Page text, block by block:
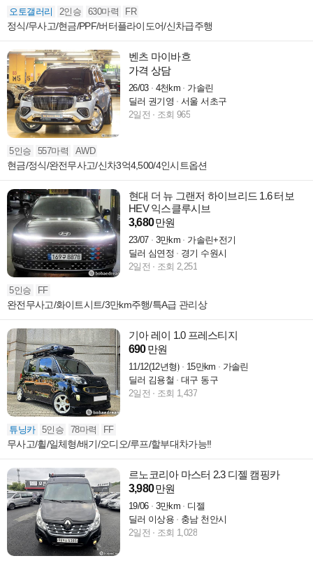
오토갤러리 2인승 630마력 FR
정식/무사고/현금/PPF/버터플라이도어/신차급주행
벤츠 마이바흐
가격 상담
26/03 4천km
가솔린
딜러 권기영
서울 서초구
2일전
조회 965
5인승 557마력 AWD
현금/정식/완전무사고/신차3억4,500/4인시트옵션
현대 더 뉴 그랜저 하이브리드 1.6 터보
HEV 익스클루시브
3,680만원
23/07 3만km
가솔린+전기
딜러 심연정
경기 수원시
2일전
조회 2,251
5인승 FF
완전무사고/화이트시트/3만km주행/특A급 관리상
기아 레이 1.0 프레스티지
690만원
11/12(12년형) 15만km
가솔린
딜러 김용철
대구 동구
2일전
조회 1,437
튜닝카 5인승 78마력 FF
무사고/휠/일체형/배기/오디오/루프/할부대차가능!!
르노코리아 마스터 2.3 디젤 캠핑카
3,980만원
19/06 3만km
디젤
딜러 이상용
충남 천안시
2일전
조회 1,028